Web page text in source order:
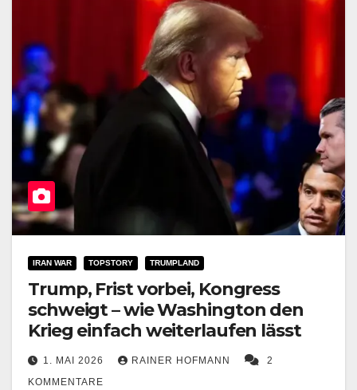
IRAN WAR TOPSTORY TRUMPLAND
Trump, Frist vorbei, Kongress
schweigt – wie Washington den
Krieg einfach weiterlaufen lässt
1. MAI 2026 RAINER HOFMANN
2
KOMMENTARE